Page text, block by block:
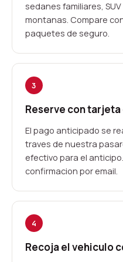
sedanes familiares,
montanas. Compare
paquetes de seguro.
3
Reserve con
El pago anticipado se
traves de nuestra
efectivo para el
confirmacion por email.
4
Recoja el vehiculo